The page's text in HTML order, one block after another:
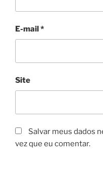
E-mail*
Site
Salvar meus dados
vez que eu comentar.